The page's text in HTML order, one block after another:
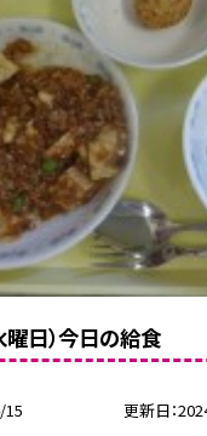
曜日）今日の給食
15 更新日